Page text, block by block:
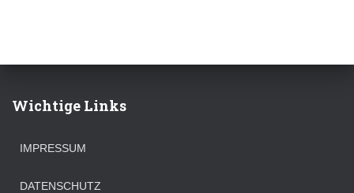
Wichtige Links
IMPRESSUM
DATENSCHUTZ